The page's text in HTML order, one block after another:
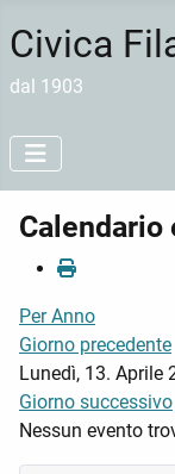
Civica
dal 1903
Calendario
Per Anno
Giorno precedente
Lunedì, 13. Aprile
Giorno successivo
Nessun evento